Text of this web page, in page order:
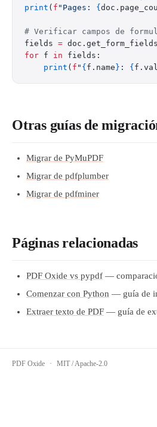
print ( f "Pages: {
# Verificar campos de
fields =
for f in fields:
    print
( f " { f.name } : {
Otras guías de
Migrar de PyMuPDF
Migrar de pdfplumber
Migrar de pdfminer
Páginas relacionadas
PDF Oxide vs pypdf —
Comenzar con Python — guía de
Extraer texto de PDF — guía de
PDF Oxide · MIT / Apache-2.0